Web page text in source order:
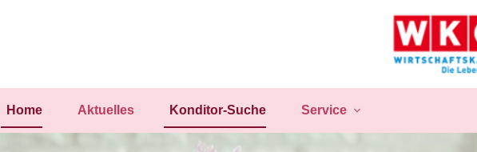
Home Aktuelles Konditor-Suche Service